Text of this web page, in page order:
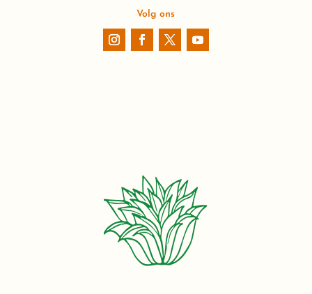
Volg ons